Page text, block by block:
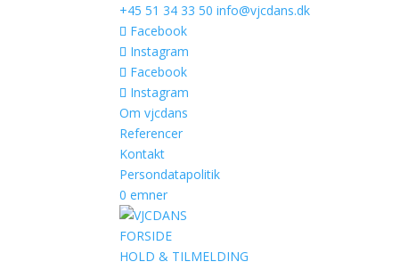
+45 51 34 33 50 info@vjcdans.dk
Facebook
Instagram
Facebook
Instagram
Om vjcdans
Referencer
Kontakt
Persondatapolitik
0 emner
FORSIDE
HOLD & TILMELDING